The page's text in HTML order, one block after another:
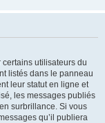
certains utilisateurs du
listés dans le panneau
leur statut en ligne et
les messages publiés
surbrillance. Si vous
qu’il publiera